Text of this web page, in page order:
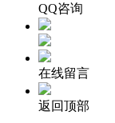
QQ咨询
在线留言
返回顶部